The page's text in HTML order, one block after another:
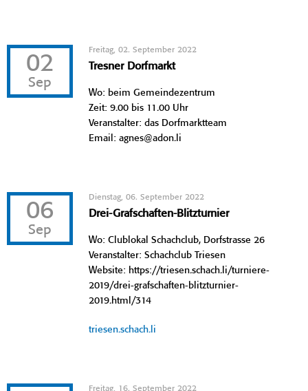
02
Sep
Freitag, 02. September 2022
Tresner Dorfmarkt
Wo: beim Gemeindezentrum
Zeit: 9.00 bis 11.00 Uhr
Veranstalter: das Dorfmarktteam
Email: agnes@adon.li
06
Sep
Dienstag, 06. September 2022
Drei-Grafschaften-Blitzturnier
Wo: Clublokal Schachclub, Dorfstrasse 26
Veranstalter: Schachclub Triesen
Website: https://triesen.schach.li/turniere-
2019/drei-grafschaften-blitzturnier-
2019.html/314
triesen.schach.li
Freitag, 16. September 2022